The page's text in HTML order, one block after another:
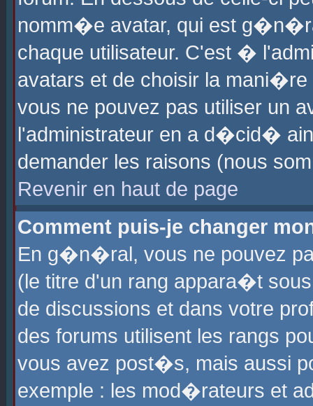
nomm�e avatar, qui est
chaque utilisateur. C'est �
avatars et de choisir la
vous ne pouvez pas utiliser un
l'administrateur en a d�cid�
demander les raisons (nous
Revenir en haut de page
Comment puis-je changer
En g�n�ral, vous ne pouvez
(le titre d'un rang appara�t
de discussions et dans votre
des forums utilisent les rangs
vous avez post�s, mais aussi
exemple : les mod�rateurs et